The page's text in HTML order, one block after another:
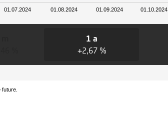
01.07.2024 01.09.2024
01.08.2024 01.10.2024
1 a
+2,67 %